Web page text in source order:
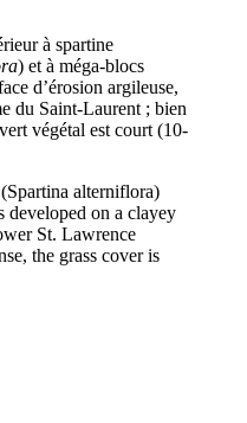
à spartine
) et à méga-blocs
d’érosion argileuse,
du Saint-Laurent ; bien
végétal est court (10-
alterniflora)
developed on a clayey
St. Lawrence
the grass cover is